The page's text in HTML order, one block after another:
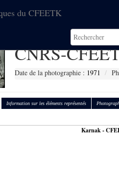
du CFEETK
CNRS-
Date de la photographie : 1971
Information sur les éléments représentés